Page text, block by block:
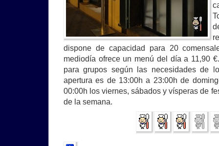
dispone de capacidad para 20
mediodía ofrece un menú del día a 11,90
para grupos según las necesidades de
apertura es de 13:00h a 23:00h de
00:00h los viernes, sábados y vísperas de
de la semana.